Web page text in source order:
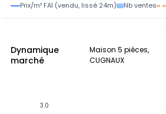
Prix/m² FAI (vendu, lissé 24m) Nb ventes
Dynamique
marché
Maison 5 pièces,
CUGNAUX
3.0